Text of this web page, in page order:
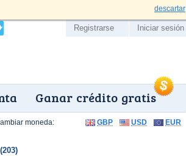
descartar
Ganar crédito gratis
Registrarse Iniciar sesión
moneda: GBP USD EUR